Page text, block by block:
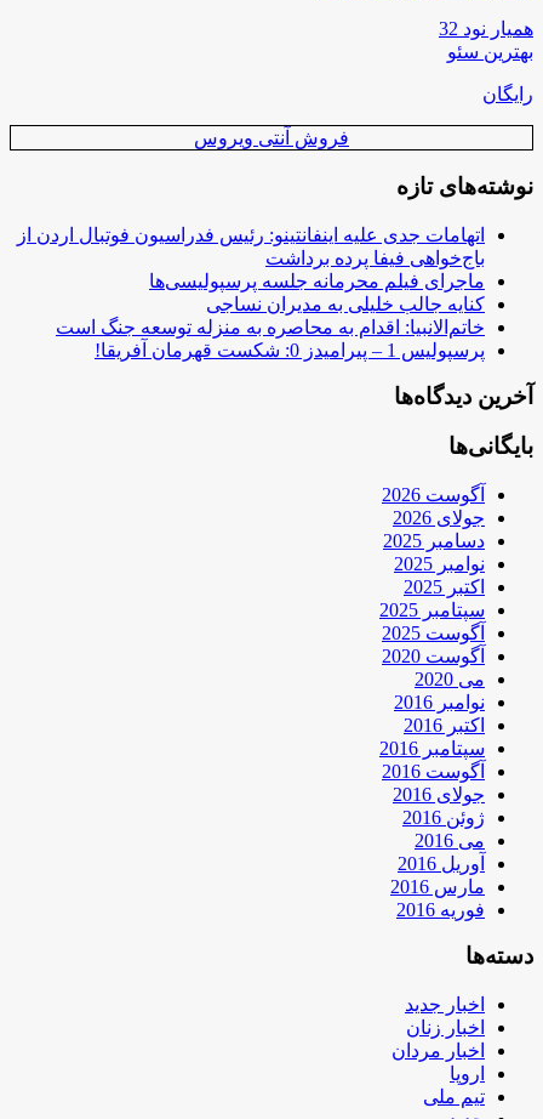
همیار نود 32
بهترین سئو
رایگان
فروش آنتی ویروس
نوشته‌های تازه
اتهامات جدی علیه اینفانتینو: رئیس فدراسیون فوتبال اردن از
باج‌خواهی فیفا پرده برداشت
ماجرای فیلم محرمانه جلسه پرسپولیسی‌ها
کنایه جالب خلیلی به مدیران نساجی
خاتم‌الانبیا: اقدام به محاصره به منزله توسعه جنگ است
پرسپولیس 1 – پیرامیدز 0: شکست قهرمان آفریقا!
آخرین دیدگاه‌ها
بایگانی‌ها
آگوست 2026
جولای 2026
دسامبر 2025
نوامبر 2025
اکتبر 2025
سپتامبر 2025
آگوست 2025
آگوست 2020
می 2020
نوامبر 2016
اکتبر 2016
سپتامبر 2016
آگوست 2016
جولای 2016
ژوئن 2016
می 2016
آوریل 2016
مارس 2016
فوریه 2016
دسته‌ها
اخبار جدید
اخبار زنان
اخبار مردان
اروپا
تیم ملی